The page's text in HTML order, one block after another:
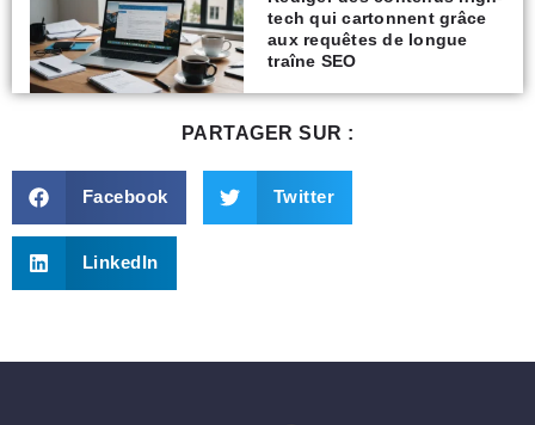
tech qui cartonnent grâce
aux requêtes de longue
traîne SEO
PARTAGER SUR :
Facebook Twitter
LinkedIn